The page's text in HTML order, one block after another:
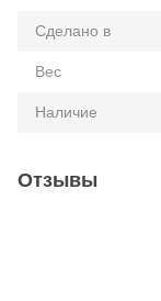
Сделано в
Вес
Наличие
Отзывы